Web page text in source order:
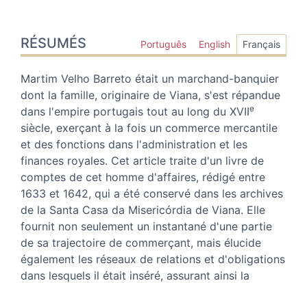
Index
Plan
Texte
Bibliographie
Notes
Citer cet article
Auteurs
RÉSUMÉS Português English Français
Martim Velho Barreto était un marchand-banquier
dont la famille, originaire de Viana, s'est répandue
dans l'empire portugais tout au long du XVIIe
siècle, exerçant à la fois un commerce mercantile
et des fonctions dans l'administration et les
finances royales. Cet article traite d'un livre de
comptes de cet homme d'affaires, rédigé entre
1633 et 1642, qui a été conservé dans les archives
de la Santa Casa da Misericórdia de Viana. Elle
fournit non seulement un instantané d'une partie
de sa trajectoire de commerçant, mais élucide
également les réseaux de relations et d'obligations
dans lesquels il était inséré, assurant ainsi la